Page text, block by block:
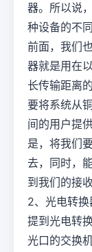
器。所以说
种设备的不
前面，我们
器就是用在
长传输距离
要将系统从
间的用户提
是，将我们
去，同时，
到我们的接收
2、光电转
提到光电转
光口的交换